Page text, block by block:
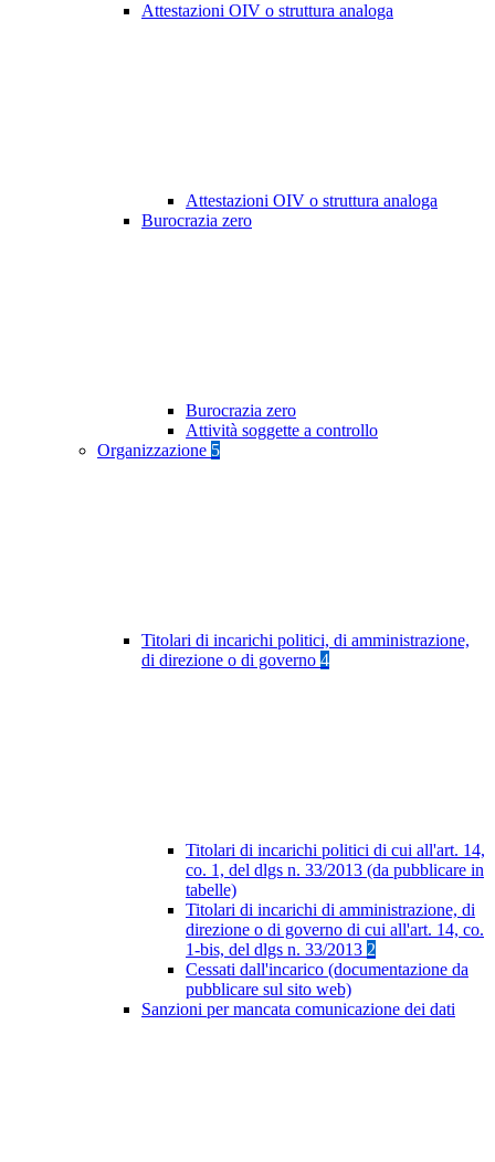
Attestazioni OIV o struttura analoga
Attestazioni OIV o struttura analoga
Burocrazia zero
Burocrazia zero
Attività soggette a controllo
Organizzazione 5
Titolari di incarichi politici, di amministrazione,
di direzione o di governo 4
Titolari di incarichi politici di cui all'art. 14,
co. 1, del dlgs n. 33/2013 (da pubblicare in
tabelle)
Titolari di incarichi di amministrazione, di
direzione o di governo di cui all'art. 14, co.
1-bis, del dlgs n. 33/2013 2
Cessati dall'incarico (documentazione da
pubblicare sul sito web)
Sanzioni per mancata comunicazione dei dati